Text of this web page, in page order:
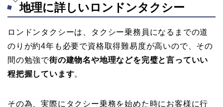
地理に詳しいロンドンタクシー
ロンドンタクシーは、タクシー乗務員になるまでの道
のりが約4年も必要で資格取得難易度が高いので、その
間の勉強で街の建物名や地理などを完璧と言っていい
程把握しています。
その為、実際にタクシー乗務を始めた時にお客様に行